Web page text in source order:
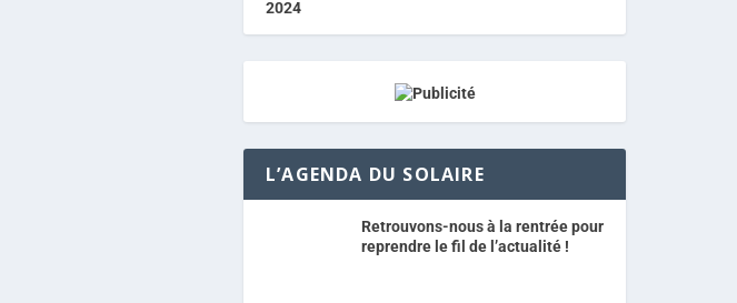
L’AGENDA DU SOLAIRE
Retrouvons-nous à la rentrée pour
reprendre le fil de l’actualité !